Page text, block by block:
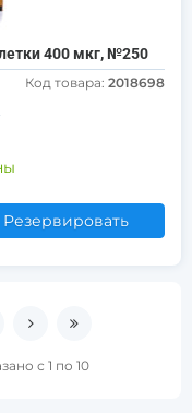
400 мкг, №250
Код товара: 2018698
Резервировать
с 1 по 10